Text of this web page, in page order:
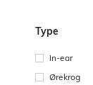
Type
In-ear
Ørekrog